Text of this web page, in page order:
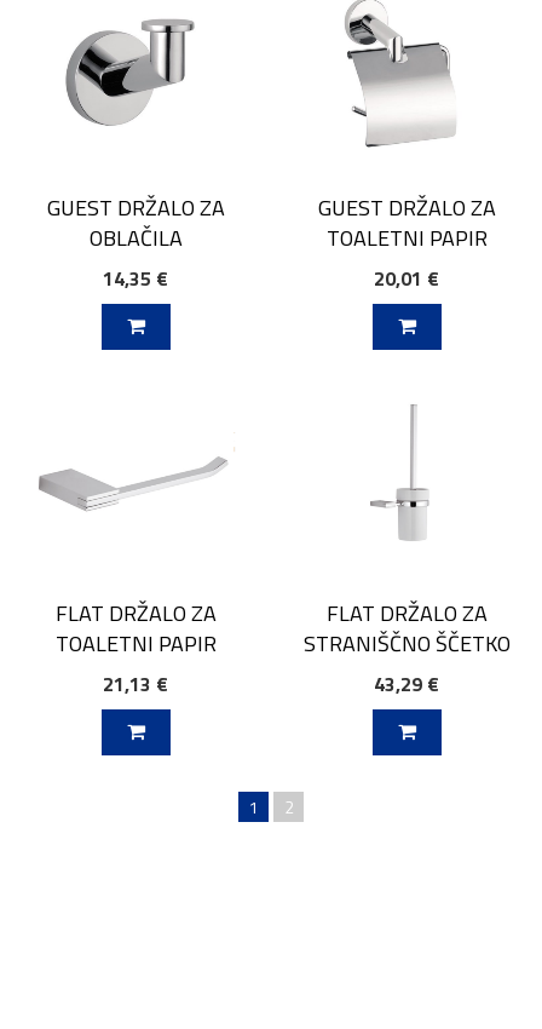
GUEST DRŽALO ZA
OBLAČILA
14,35 €
GUEST DRŽALO ZA
TOALETNI PAPIR
20,01 €
FLAT DRŽALO ZA
TOALETNI PAPIR
21,13 €
FLAT DRŽALO ZA
STRANIŠČNO ŠČETKO
43,29 €
1 2